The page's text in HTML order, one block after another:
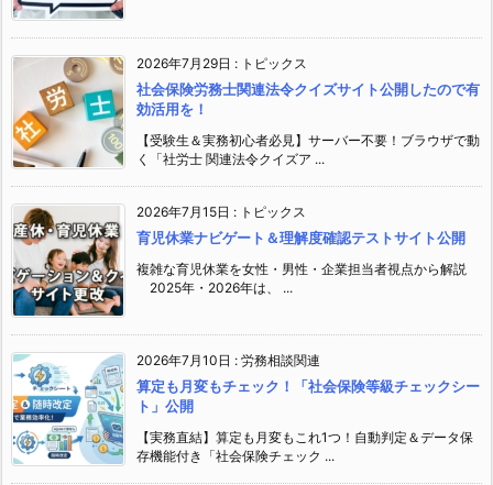
2026年7月29日 : トピックス
社会保険労務士関連法令クイズサイト公開したので有
効活用を！
【受験生＆実務初心者必見】サーバー不要！ブラウザで動
く「社労士 関連法令クイズア ...
2026年7月15日 : トピックス
育児休業ナビゲート＆理解度確認テストサイト公開
複雑な育児休業を女性・男性・企業担当者視点から解説
2025年・2026年は、 ...
2026年7月10日 : 労務相談関連
算定も月変もチェック！「社会保険等級チェックシー
ト」公開
【実務直結】算定も月変もこれ1つ！自動判定＆データ保
存機能付き「社会保険チェック ...